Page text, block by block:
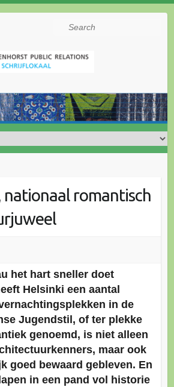
Search
nationaal romantisch
het hart sneller doet
Helsinki een aantal
in de
Jugendstil, of ter plekke
genoemd, is niet alleen
maar ook
goed bewaard gebleven. En
in een pand vol historie